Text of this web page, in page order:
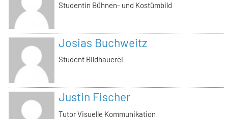
Studentin Bühnen- und Kostümbild
Josias Buchweitz
Student Bildhauerei
Justin Fischer
Tutor Visuelle Kommunikation